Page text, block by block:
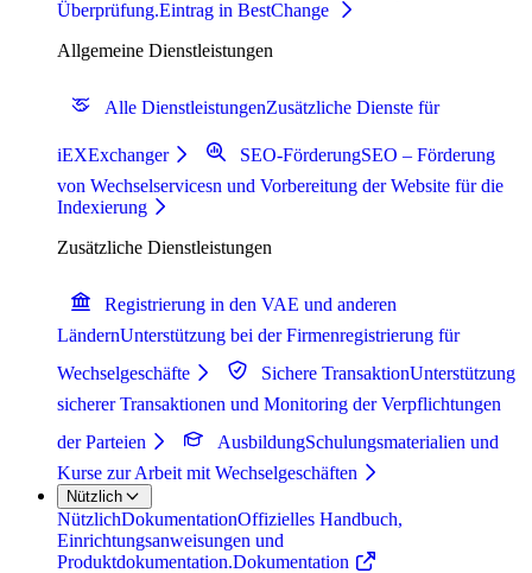
Überprüfung.Eintrag in BestChange
Allgemeine Dienstleistungen
Alle DienstleistungenZusätzliche Dienste für
iEXExchanger SEO-FörderungSEO – Förderung
von Wechselservicesn und Vorbereitung der Website für die
Indexierung
Zusätzliche Dienstleistungen
Registrierung in den VAE und anderen
LändernUnterstützung bei der Firmenregistrierung für
Wechselgeschäfte
Sichere TransaktionUnterstützung
sicherer Transaktionen und Monitoring der Verpflichtungen
der Parteien
AusbildungSchulungsmaterialien und
Kurse zur Arbeit mit Wechselgeschäften
Nützlich
NützlichDokumentationOffizielles Handbuch,
Einrichtungsanweisungen und
Produktdokumentation.Dokumentation